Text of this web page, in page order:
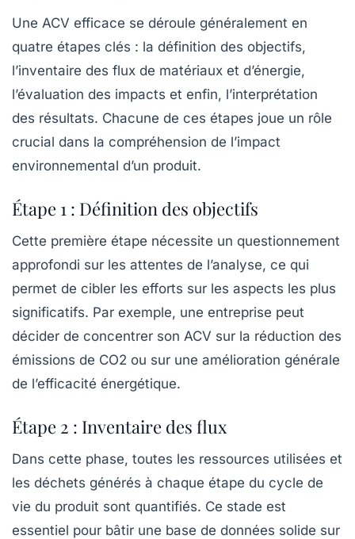
Une ACV efficace se déroule généralement en
quatre étapes clés : la définition des objectifs,
l’inventaire des flux de matériaux et d’énergie,
l’évaluation des impacts et enfin, l’interprétation
des résultats. Chacune de ces étapes joue un rôle
crucial dans la compréhension de l’impact
environnemental d’un produit.
Étape 1 : Définition des objectifs
Cette première étape nécessite un questionnement
approfondi sur les attentes de l’analyse, ce qui
permet de cibler les efforts sur les aspects les plus
significatifs. Par exemple, une entreprise peut
décider de concentrer son ACV sur la réduction des
émissions de CO2 ou sur une amélioration générale
de l’efficacité énergétique.
Étape 2 : Inventaire des flux
Dans cette phase, toutes les ressources utilisées et
les déchets générés à chaque étape du cycle de
vie du produit sont quantifiés. Ce stade est
essentiel pour bâtir une base de données solide sur